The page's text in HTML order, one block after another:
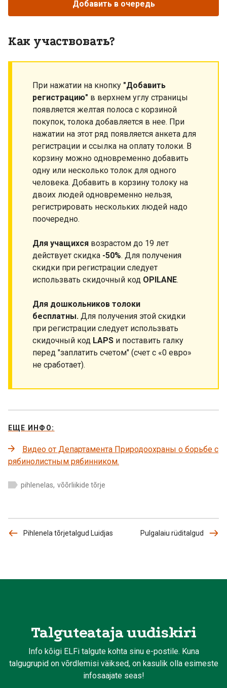
Добавить в очередь
Как участвовать?
При нажатии на кнопку "Добавить
регистрацию" в верхнем углу страницы
появляется желтая полоса с корзиной
покупок, толока добавляется в нее. При
нажатии на этот ряд появляется анкета для
регистрации и ссылка на оплату толоки. В
корзину можно одновременно добавить
одну или несколько толок для одного
человека. Добавить в корзину толоку на
двоих людей одновременно нельзя,
регистрировать нескольких людей надо
поочередно.
Для учащихся возрастом до 19 лет
действует скидка -50%. Для получения
скидки при регистрации следует
использвать скидочный код OPILANE.
Для дошкольников толоки
бесплатны. Для получения этой скидки
при регистрации следует использвать
скидочный код LAPS и поставить галку
перед "заплатить счетом" (счет с «0 евро»
не сработает).
ЕЩЕ ИНФО:
Видео от Департамента Природоохраны о борьбе с
рябинолистным рябинником.
pihlenelas, võõrliikide tõrje
Pihlenela tõrjetalgud Luidjas Pulgalaiu rüditalgud
Talguteataja uudiskiri
Info kõigi ELFi talgute kohta sinu e-postile. Kuna
talgugrupid on võrdlemisi väiksed, on kasulik olla esimeste
infosaajate seas!